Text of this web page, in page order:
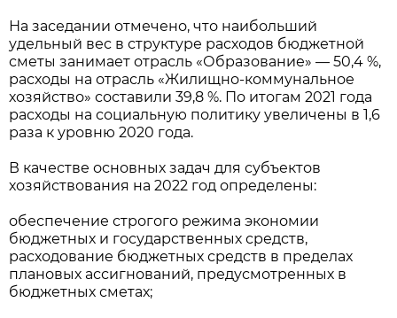
На заседании отмечено, что наибольший
удельный вес в структуре расходов бюджетной
сметы занимает отрасль «Образование» — 50,4 %,
расходы на отрасль «Жилищно-коммунальное
хозяйство» составили 39,8 %. По итогам 2021 года
расходы на социальную политику увеличены в 1,6
раза к уровню 2020 года.
В качестве основных задач для субъектов
хозяйствования на 2022 год определены:
обеспечение строгого режима экономии
бюджетных и государственных средств,
расходование бюджетных средств в пределах
плановых ассигнований, предусмотренных в
бюджетных сметах;